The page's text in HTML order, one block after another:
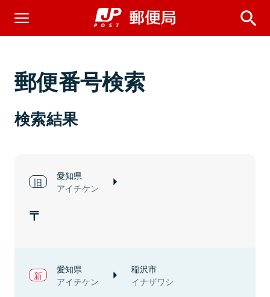
郵便番号検索
検索結果
愛知県
アイチケン
愛知県
アイチケン
稲沢市
イナザワシ